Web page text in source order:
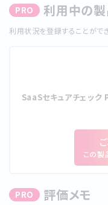
PRO 利⽤中の
利⽤状況を登録することができ
SaaSセキュアチェック
この製
PRO 評価メモ